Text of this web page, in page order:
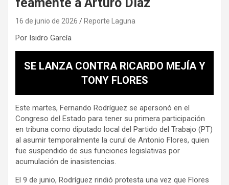
16 de junio de 2026 Reporte Laguna
Por Isidro García
SE LANZA CONTRA RICARDO MEJÍA Y
TONY FLORES
Este martes, Fernando Rodríguez se apersonó en el
Congreso del Estado para tener su primera participación
en tribuna como diputado local del Partido del Trabajo (PT)
al asumir temporalmente la curul de Antonio Flores, quien
fue suspendido de sus funciones legislativas por
acumulación de inasistencias.
El 9 de junio, Rodríguez rindió protesta una vez que Flores